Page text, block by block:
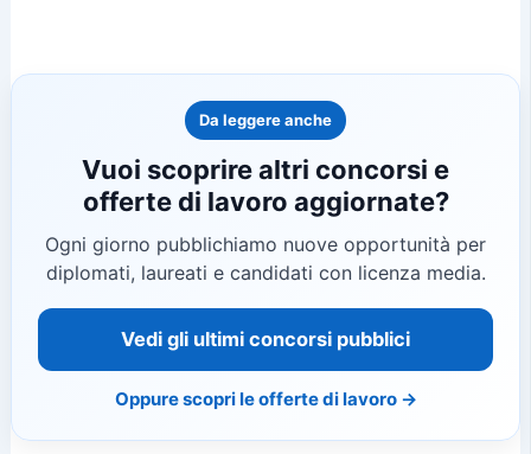
Da leggere anche
Vuoi scoprire altri concorsi e
offerte di lavoro aggiornate?
Ogni giorno pubblichiamo nuove opportunità per
diplomati, laureati e candidati con licenza media.
Vedi gli ultimi concorsi pubblici
Oppure scopri le offerte di lavoro →